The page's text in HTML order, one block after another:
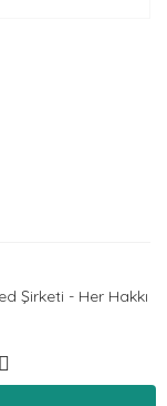
Şirketi - Her Hakkı